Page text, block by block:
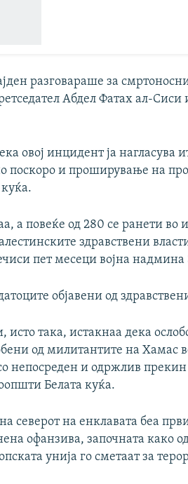
разговараше за
Абдел Фатах ал-
овој инцидент ја нагласува
поскоро и проширување на
а повеќе од 280 се ранети во
здравствени
пет месеци војна
објавени од
исто така, истакнаа дека
од милитантите на Хамас
непосреден и одржлив прекин
Белата куќа.
северот на енклавата беа
офанзива, започната како
унија го сметаат за